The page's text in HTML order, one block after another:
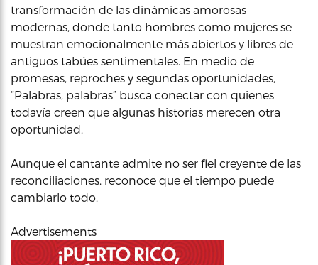
transformación de las dinámicas amorosas
modernas, donde tanto hombres como mujeres se
muestran emocionalmente más abiertos y libres de
antiguos tabúes sentimentales. En medio de
promesas, reproches y segundas oportunidades,
“Palabras, palabras” busca conectar con quienes
todavía creen que algunas historias merecen otra
oportunidad.
Aunque el cantante admite no ser fiel creyente de las
reconciliaciones, reconoce que el tiempo puede
cambiarlo todo.
Advertisements